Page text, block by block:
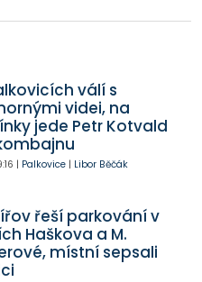
válí s
videi, na
jede Petr Kotvald
| Palkovice| Libor Běčák
řeší parkování v
Haškova a M.
místní sepsali